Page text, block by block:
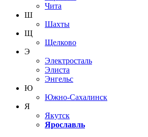
Чита
Ш
Шахты
Щ
Щелково
Э
Электросталь
Элиста
Энгельс
Ю
Южно-Сахалинск
Я
Якутск
Ярославль